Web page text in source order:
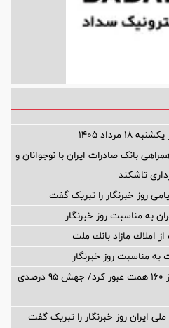
۱۴۰۵
بانک صادرات ایران با نوجوانان و
تاشکند
روز خبرنگار را تبریک گفت
به مناسبت روز خبرنگار
به مناسبت روز خبرنگار
درآمدهای عملیاتی بانك ملت از 160 همت عبور كرد/ جهش 95 درصدی
ایران روز خبرنگار را تبریک گفت